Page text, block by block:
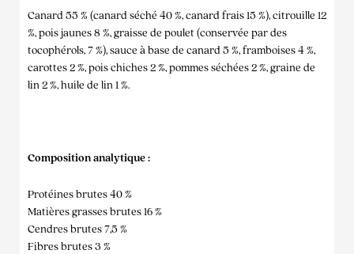
Canard 55 % (canard séché 40 %, canard frais 15 %), citrouille 12
%, pois jaunes 8 %, graisse de poulet (conservée par des
tocophérols, 7 %), sauce à base de canard 5 %, framboises 4 %,
carottes 2 %, pois chiches 2 %, pommes séchées 2 %, graine de
lin 2 %, huile de lin 1 %.
Composition analytique :
Protéines brutes 40 %
Matières grasses brutes 16 %
Cendres brutes 7,5 %
Fibres brutes 3 %